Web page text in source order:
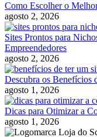
Como Escolher o
agosto 2, 2026
Sites Prontos para
Empreendedores
agosto 2, 2026
Descubra os Benefícios
agosto 1, 2026
Dicas para Otimizar a
agosto 1, 2026